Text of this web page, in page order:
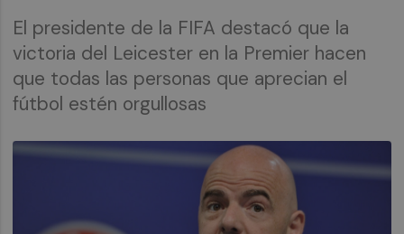
El presidente de la FIFA destacó que la
victoria del Leicester en la Premier hacen
que todas las personas que aprecian el
fútbol estén orgullosas